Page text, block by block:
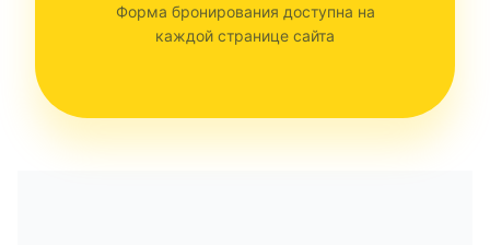
Форма бронирования доступна на
каждой странице сайта